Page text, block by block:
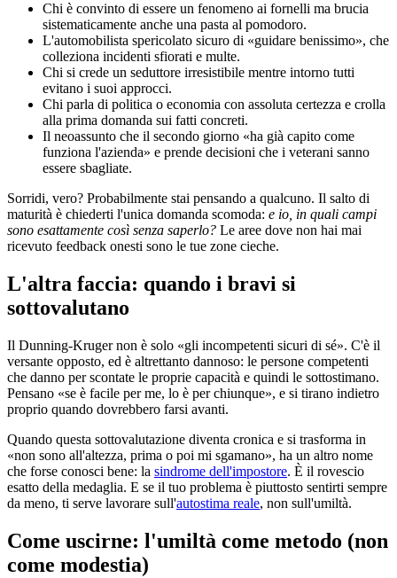
Chi è convinto di essere un fenomeno ai fornelli ma brucia
sistematicamente anche una pasta al pomodoro.
L'automobilista spericolato sicuro di «guidare benissimo», che
colleziona incidenti sfiorati e multe.
Chi si crede un seduttore irresistibile mentre intorno tutti
evitano i suoi approcci.
Chi parla di politica o economia con assoluta certezza e crolla
alla prima domanda sui fatti concreti.
Il neoassunto che il secondo giorno «ha già capito come
funziona l'azienda» e prende decisioni che i veterani sanno
essere sbagliate.
Sorridi, vero? Probabilmente stai pensando a qualcuno. Il salto di
maturità è chiederti l'unica domanda scomoda: e io, in quali campi
sono esattamente così senza saperlo? Le aree dove non hai mai
ricevuto feedback onesti sono le tue zone cieche.
L'altra faccia: quando i bravi si
sottovalutano
Il Dunning-Kruger non è solo «gli incompetenti sicuri di sé». C'è il
versante opposto, ed è altrettanto dannoso: le persone competenti
che danno per scontate le proprie capacità e quindi le sottostimano.
Pensano «se è facile per me, lo è per chiunque», e si tirano indietro
proprio quando dovrebbero farsi avanti.
Quando questa sottovalutazione diventa cronica e si trasforma in
«non sono all'altezza, prima o poi mi sgamano», ha un altro nome
che forse conosci bene: la sindrome dell'impostore. È il rovescio
esatto della medaglia. E se il tuo problema è piuttosto sentirti sempre
da meno, ti serve lavorare sull'autostima reale, non sull'umiltà.
Come uscirne: l'umiltà come metodo (non
come modestia)